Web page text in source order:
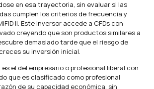
en esa trayectoria, sin evaluar si las
cumplen los criterios de frecuencia y
II. Este inversor accede a CFDs con
creyendo que son productos similares a
demasiado tarde que el riesgo de
su inversión inicial.
es el del empresario o profesional liberal con
que es clasificado como profesional
de su capacidad económica, sin